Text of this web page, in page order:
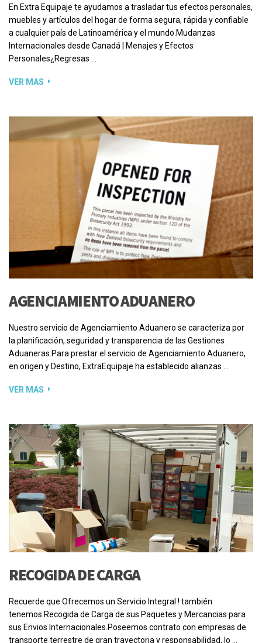
En Extra Equipaje te ayudamos a trasladar tus efectos personales,
muebles y artículos del hogar de forma segura, rápida y confiable
a cualquier país de Latinoamérica y el mundo.Mudanzas
Internacionales desde Canadá | Menajes y Efectos
Personales¿Regresas …
VER MAS
AGENCIAMIENTO ADUANERO
Nuestro servicio de Agenciamiento Aduanero se caracteriza por
la planificación, seguridad y transparencia de las Gestiones
Aduaneras.Para prestar el servicio de Agenciamiento Aduanero,
en origen y Destino, ExtraEquipaje ha establecido alianzas …
VER MAS
RECOGIDA DE CARGA
Recuerde que Ofrecemos un Servicio Integral ! también
tenemos Recogida de Carga de sus Paquetes y Mercancias para
sus Envios Internacionales.Poseemos contrato con empresas de
transporte terrestre de gran trayectoria y responsabilidad, lo …